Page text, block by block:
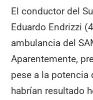
El conductor del
Eduardo Endrizzi
ambulancia del
Aparentemente,
pese a la potencia
habrían resultado